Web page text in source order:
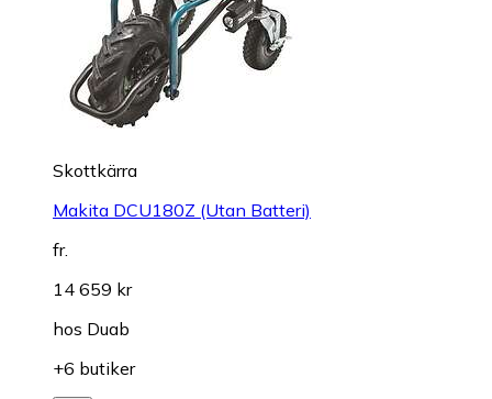
Skottkärra
Makita DCU180Z (Utan Batteri)
fr.
14 659 kr
hos Duab
+6 butiker